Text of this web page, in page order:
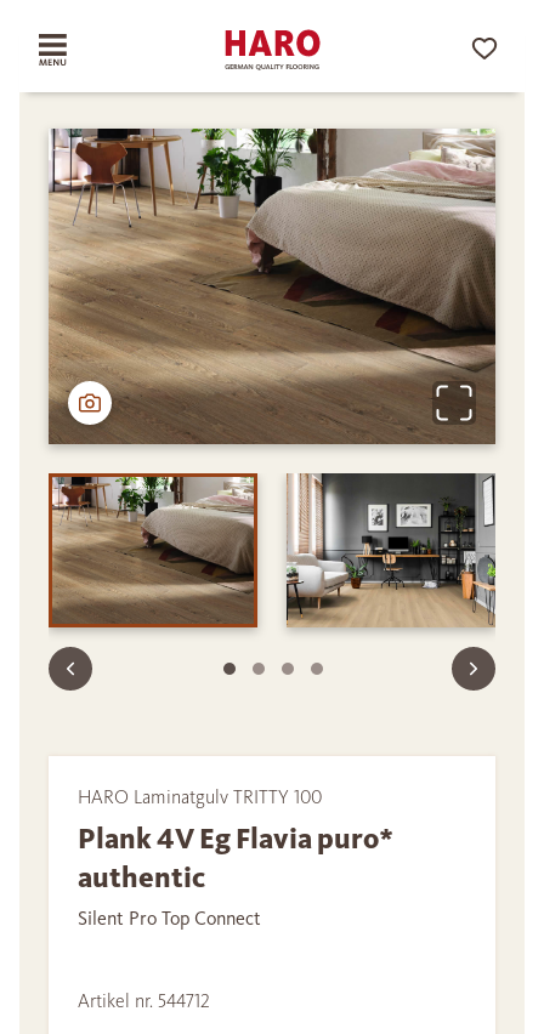
HARO Laminatgulv TRITTY 100
Plank 4V Eg Flavia puro*
authentic
Silent Pro Top Connect
Artikel nr. 544712